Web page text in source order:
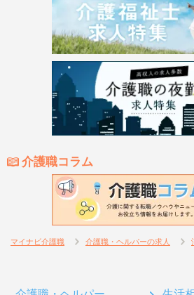
介護職コラム
マイナビ介護職 介護職・ヘルパーの求人